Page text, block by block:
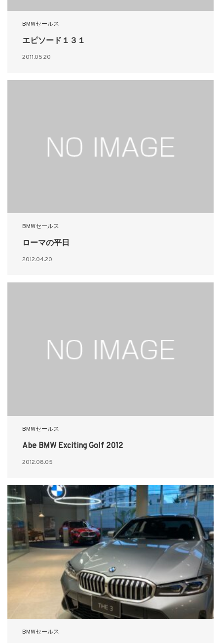
BMWセールス
エピソード１３１
2011.05.20
BMWセールス
ローマの平日
2012.04.20
BMWセールス
Abe BMW Exciting Golf 2012
2012.08.05
BMWセールス